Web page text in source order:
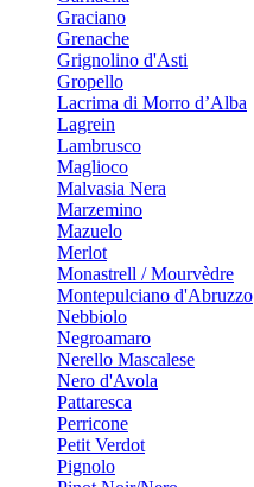
Graciano
Grenache
Grignolino d'Asti
Gropello
Lacrima di Morro d’Alba
Lagrein
Lambrusco
Maglioco
Malvasia Nera
Marzemino
Mazuelo
Merlot
Monastrell / Mourvèdre
Montepulciano d'Abruzzo
Nebbiolo
Negroamaro
Nerello Mascalese
Nero d'Avola
Pattaresca
Perricone
Petit Verdot
Pignolo